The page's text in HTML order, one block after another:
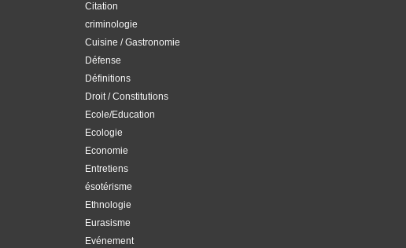
Citation
criminologie
Cuisine / Gastronomie
Défense
Définitions
Droit / Constitutions
Ecole/Education
Ecologie
Economie
Entretiens
ésotérisme
Ethnologie
Eurasisme
Evénement